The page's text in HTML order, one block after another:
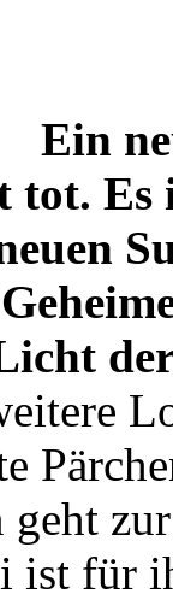
Ein
tot.
geht
ist für